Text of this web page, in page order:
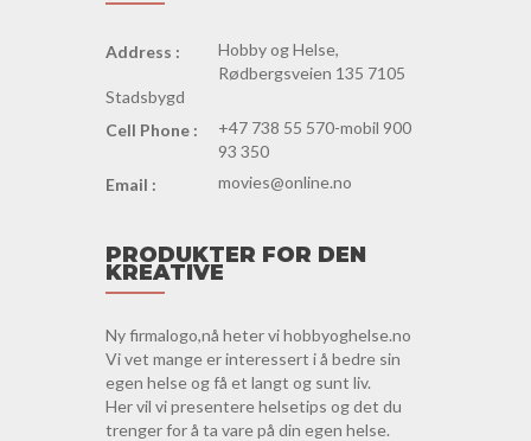
Address :
Hobby og Helse,
Rødbergsveien 135 7105
Stadsbygd
Cell Phone :
+47 738 55 570-mobil 900
93 350
Email :
movies@online.no
PRODUKTER FOR DEN
KREATIVE
Ny firmalogo,nå heter vi hobbyoghelse.no
Vi vet mange er interessert i å bedre sin
egen helse og få et langt og sunt liv.
Her vil vi presentere helsetips og det du
trenger for å ta vare på din egen helse.